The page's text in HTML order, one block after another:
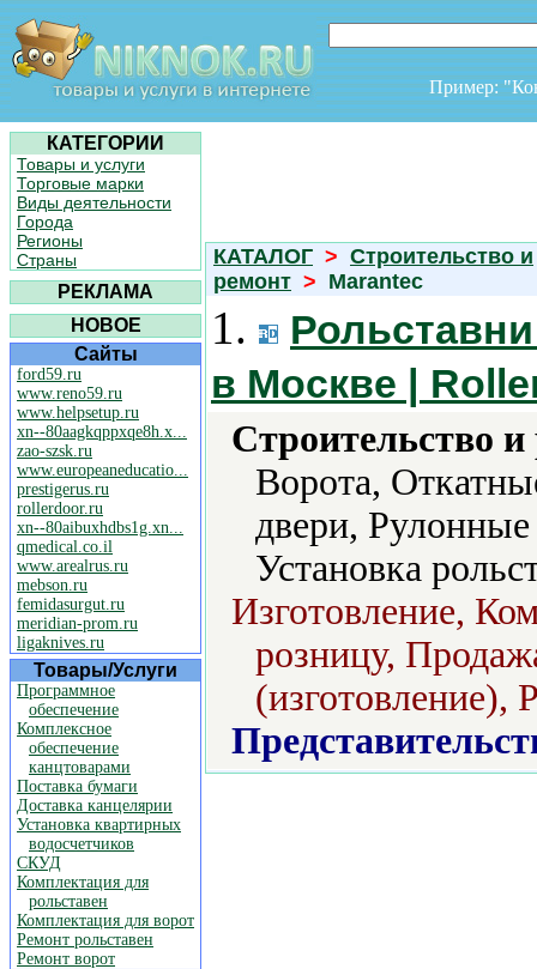
Пример:
КАТЕГОРИИ
Товары и услуги
Торговые марки
Виды деятельности
Города
Регионы
Страны
РЕКЛАМА
НОВОЕ
Сайты
ford59.ru
www.reno59.ru
www.helpsetup.ru
xn--80aagkqppxqe8h.x...
zao-szsk.ru
www.europeaneducatio...
prestigerus.ru
rollerdoor.ru
xn--80aibuxhdbs1g.xn...
qmedical.co.il
www.arealrus.ru
mebson.ru
femidasurgut.ru
meridian-prom.ru
ligaknives.ru
Товары/Услуги
Программное
обеспечение
Комплексное
обеспечение
канцтоварами
Поставка бумаги
Доставка канцелярии
Установка квартирных
водосчетчиков
СКУД
Комплектация для
рольставен
Комплектация для ворот
Ремонт рольставен
Ремонт ворот
КАТАЛОГ > Строительство и
ремонт > Marantec
1.
в Москве |
Строительство
Ворота,
двери, Рулонные
Установка
Изготовление,
розницу,
(изготовление),